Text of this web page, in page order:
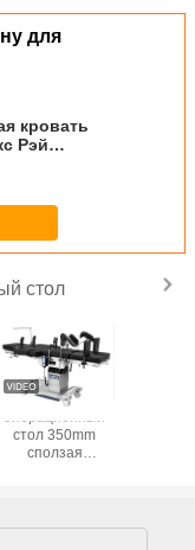
для
кровать
Рэй
стол
стол 350mm
сползая